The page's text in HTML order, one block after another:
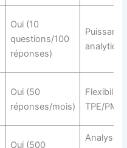
Oui (10
questions/100
réponses)
Puissance
analytique
Oui (50
réponses/mois)
Flexibilité
TPE/PME
Oui (500
Analyse